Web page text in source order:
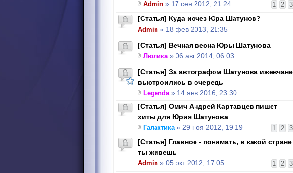
1 2 3
Admin » 17 сен 2012, 21:24
[Статья] Куда исчез Юра Шатунов?
Admin » 18 фев 2013, 21:35
[Статья] Вечная весна Юры Шатунова
Люлика» 06 авг 2014, 06:03
[Статья] За автографом Шатунова ижевчане
выстроились в очередь
Legenda» 14 янв 2016, 23:30
[Статья] Омич Андрей Картавцев пишет
хиты для Юрия Шатунова
1 2 3
Галактика» 29 ноя 2012, 19:19
[Статья] Главное - понимать, в какой стране
ты живешь
1 2 3
Admin » 05 окт 2012, 17:05